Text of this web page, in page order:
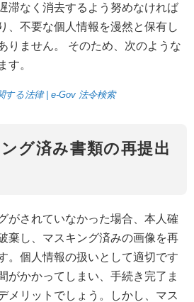
滞なく消去するよう努めなければ
、不要な個人情報を漫然と保有し
りません。 そのため、次のような
す。
する法律 | e-Gov 法令検索
グ済み書類の再提出
がされていなかった場合、本人確
棄し、マスキング済みの画像を再
。個人情報の扱いとして適切です
がかかってしまい、手続き完了ま
メリットでしょう。しかし、マス